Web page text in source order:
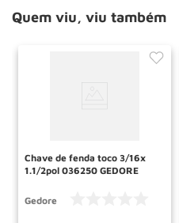
Quem viu, viu também
Chave de fenda toco 3/16x
1.1/2pol 036250 GEDORE
Gedore